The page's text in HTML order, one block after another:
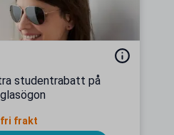
studentrabatt på
fri frakt